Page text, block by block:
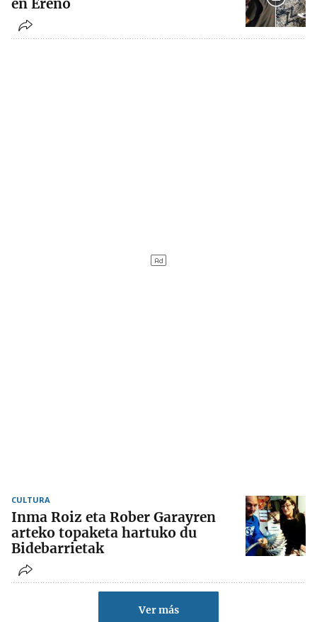
en Ereño
CULTURA
Inma Roiz eta Rober Garayren
arteko topaketa hartuko du
Bidebarrietak
Ver más